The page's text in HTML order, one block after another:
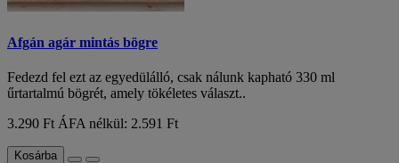
Afgán agár mintás bögre
Fedezd fel ezt az egyedülálló, csak nálunk kapható 330 ml
űrtartalmú bögrét, amely tökéletes választ..
3.290 Ft ÁFA nélkül: 2.591 Ft
Kosárba